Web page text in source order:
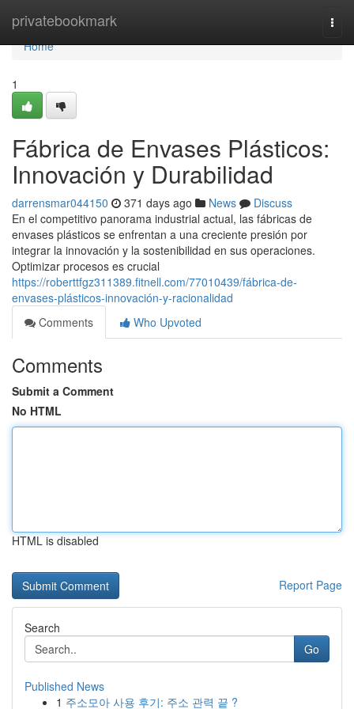
privatebookmark
Home
Home
1
Fábrica de Envases Plásticos:
Innovación y Durabilidad
darrensmar044150 371 days ago News
Discuss
En el competitivo panorama industrial actual, las fábricas de
envases plásticos se enfrentan a una creciente presión por
integrar la innovación y la sostenibilidad en sus operaciones.
Optimizar procesos es crucial
https://roberttfgz311389.fitnell.com/77010439/fábrica-de-
envases-plásticos-innovación-y-racionalidad
Comments
Who Upvoted
Comments
Submit a Comment
No HTML
HTML is disabled
Report Page
Search
Go
Published News
1 주소모아 사용 후기: 주소 관력 끝 ?